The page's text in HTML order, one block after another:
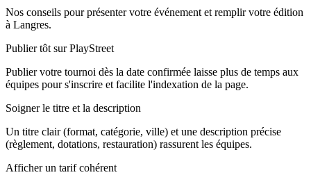
Nos conseils pour présenter votre événement et remplir votre édition
à Langres.
Publier tôt sur PlayStreet
Publier votre tournoi dès la date confirmée laisse plus de temps aux
équipes pour s'inscrire et facilite l'indexation de la page.
Soigner le titre et la description
Un titre clair (format, catégorie, ville) et une description précise
(règlement, dotations, restauration) rassurent les équipes.
Afficher un tarif cohérent